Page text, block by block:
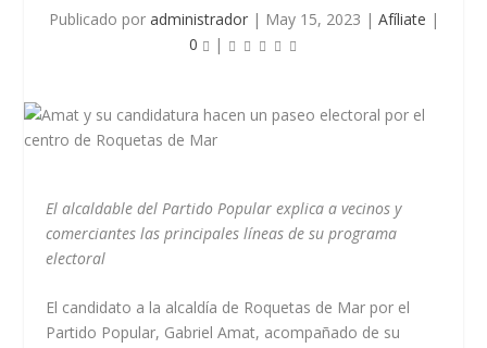
Publicado por administrador| May 15, 2023 | Afíliate |
0
|
El alcaldable del Partido Popular explica a vecinos y
comerciantes las principales líneas de su programa
electoral
El candidato a la alcaldía de Roquetas de Mar por el
Partido Popular, Gabriel Amat, acompañado de su